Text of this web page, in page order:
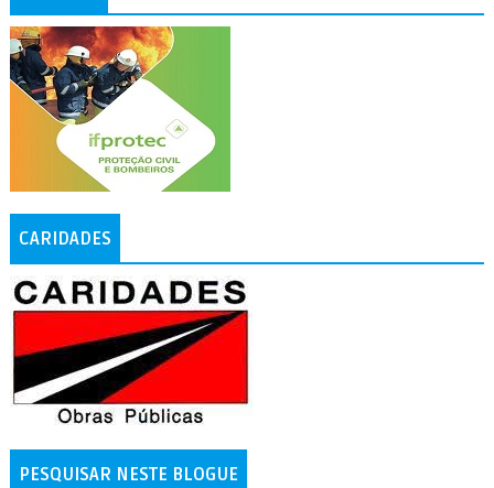
CARIDADES
PESQUISAR NESTE BLOGUE